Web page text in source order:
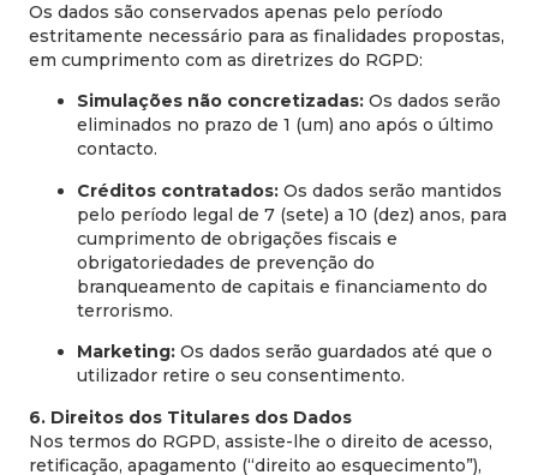
Os dados são conservados apenas pelo período
estritamente necessário para as finalidades propostas,
em cumprimento com as diretrizes do RGPD:
Simulações não concretizadas: Os dados serão
eliminados no prazo de 1 (um) ano após o último
contacto.
Créditos contratados: Os dados serão mantidos
pelo período legal de 7 (sete) a 10 (dez) anos, para
cumprimento de obrigações fiscais e
obrigatoriedades de prevenção do
branqueamento de capitais e financiamento do
terrorismo.
Marketing: Os dados serão guardados até que o
utilizador retire o seu consentimento.
6. Direitos dos Titulares dos Dados
Nos termos do RGPD, assiste-lhe o direito de acesso,
retificação, apagamento (“direito ao esquecimento”),